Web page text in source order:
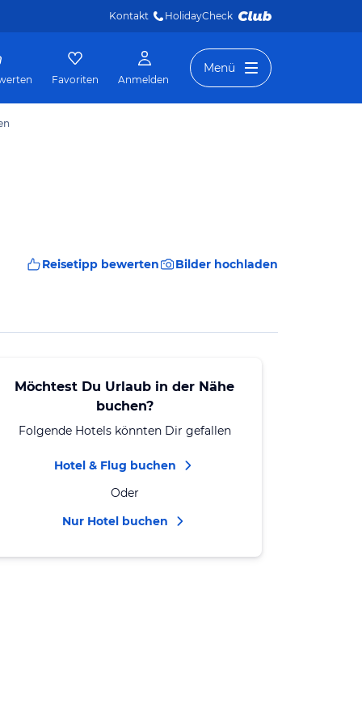
Kontakt HolidayCheck
Favoriten Anmelden
Menü
Reisetipp bewerten Bilder hochladen
Möchtest Du Urlaub in der Nähe
buchen?
Folgende Hotels könnten Dir gefallen
Hotel & Flug buchen
Oder
Nur Hotel buchen